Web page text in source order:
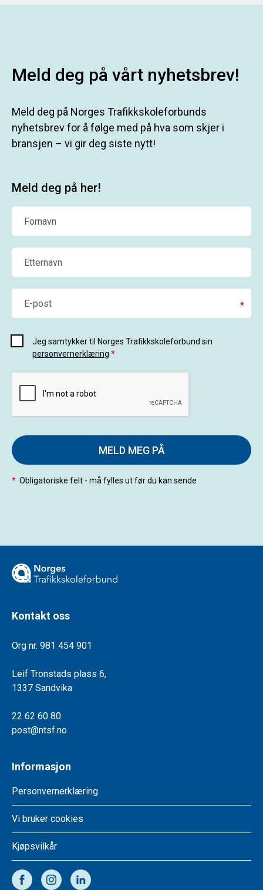
Meld deg på vårt nyhetsbrev!
Meld deg på Norges Trafikkskoleforbunds
nyhetsbrev for å følge med på hva som skjer i
bransjen – vi gir deg siste nytt!
Meld deg på her!
Fornavn
Etternavn
E-post *
Jeg samtykker til Norges Trafikkskoleforbund sin
personvernerklæring *
MELD MEG PÅ
* Obligatoriske felt - må fylles ut før du kan sende
Kontakt oss
Org nr. 981 454 901
Leif Tronstads plass 6,
1337 Sandvika
22 62 60 80
post@ntsf.no
Informasjon
Personvernerklæring
Vi bruker cookies
Kjøpsvilkår